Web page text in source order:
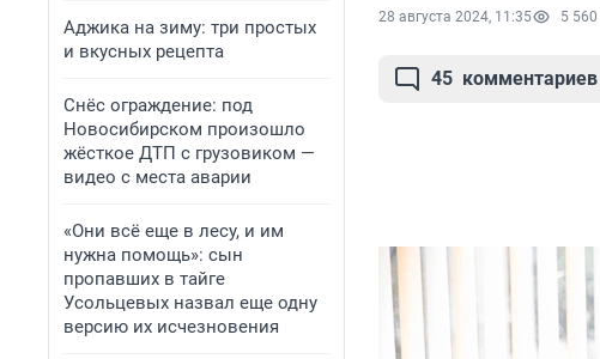
Аджика на зиму: три простых
и вкусных рецепта
Снёс ограждение: под
Новосибирском произошло
жёсткое ДТП с грузовиком —
видео с места аварии
«Они всё еще в лесу, и им
нужна помощь»: сын
пропавших в тайге
Усольцевых назвал еще одну
версию их исчезновения
28 августа 2024, 11:35 5 560
45 комментариев